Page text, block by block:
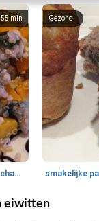
55 min
quinoa met zoete aardappel en champignons
Gezond
eiwitten